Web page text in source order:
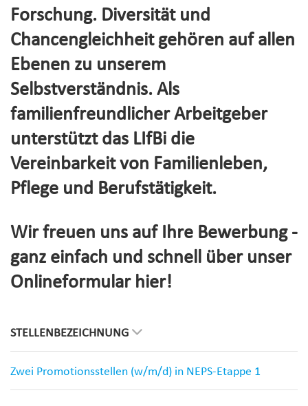
Forschung. Diversität und
Chancengleichheit gehören auf allen
Ebenen zu unserem
Selbstverständnis. Als
familienfreundlicher Arbeitgeber
unterstützt das LIfBi die
Vereinbarkeit von Familienleben,
Pflege und Berufstätigkeit.
Wir freuen uns auf Ihre Bewerbung -
ganz einfach und schnell über unser
Onlineformular hier!
STELLENBEZEICHNUNG
Zwei Promotionsstellen (w/m/d) in NEPS-Etappe 1